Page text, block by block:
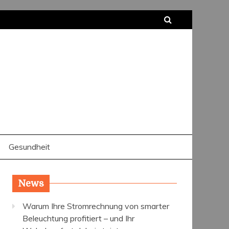
Gesundheit
News
Warum Ihre Stromrechnung von smarter
Beleuchtung profitiert – und Ihr